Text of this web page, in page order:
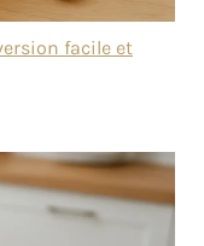
facile et